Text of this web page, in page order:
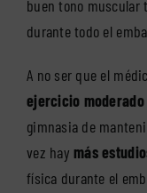
buen tono muscular
durante todo el
A no ser que el
ejercicio moderado
gimnasia de
vez hay más
física durante el